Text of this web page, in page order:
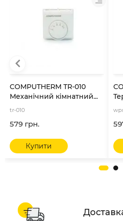
COMPUTHERM TR-010
Механічний кімнатний...
tr-010
579 грн.
Купити